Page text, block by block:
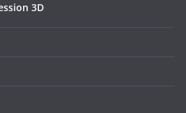
3D